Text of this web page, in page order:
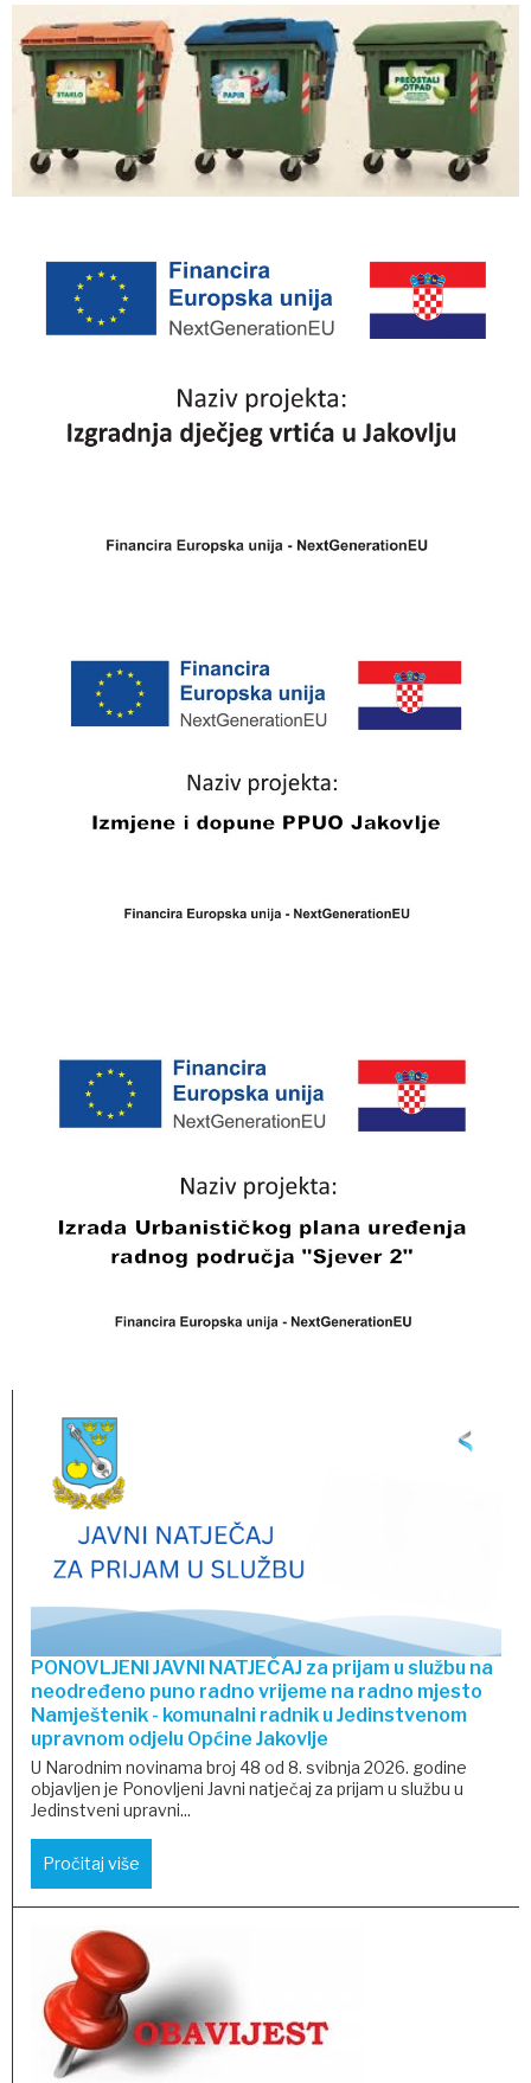
PONOVLJENI JAVNI NATJEČAJ za prijam u službu na
neodređeno puno radno vrijeme na radno mjesto
Namještenik - komunalni radnik u Jedinstvenom
upravnom odjelu Općine Jakovlje
U Narodnim novinama broj 48 od 8. svibnja 2026. godine
objavljen je Ponovljeni Javni natječaj za prijam u službu u
Jedinstveni upravni...
Pročitaj više